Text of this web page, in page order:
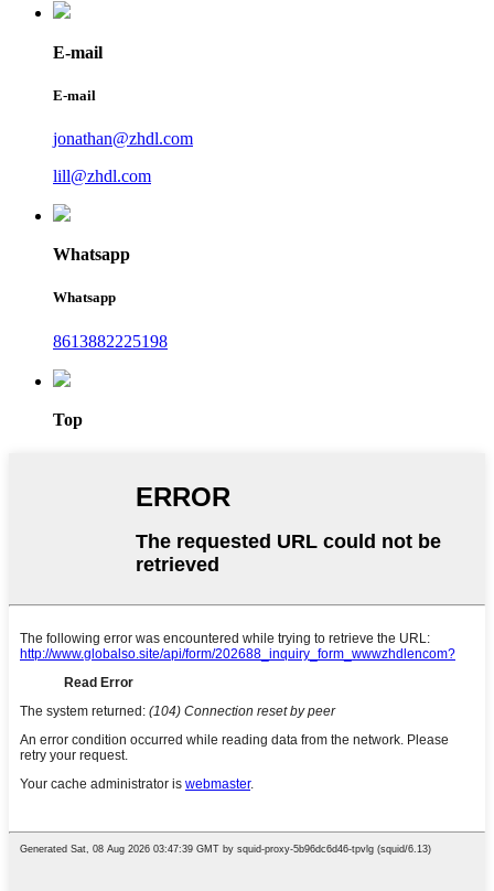
E-mail
E-mail
jonathan@zhdl.com
lill@zhdl.com
Whatsapp
Whatsapp
8613882225198
Top